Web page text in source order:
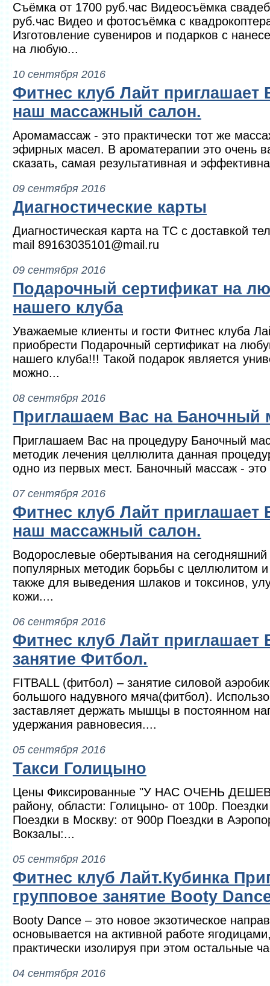
Съёмка от 1700 руб.час Видеосъёмка
руб.час Видео и фотосъёмка с
Изготовление сувениров и подарков с
на любую...
10 сентября 2016
Фитнес клуб Лайт приглашает
наш массажный салон.
Аромамассаж - это практически тот же
эфирных масел. В ароматерапии это очень
сказать, самая результативная и
09 сентября 2016
Диагностические карты
Диагностическая карта на ТС с доставкой
mail 89163035101@mail.ru
09 сентября 2016
Подарочный сертификат на
нашего клуба
Уважаемые клиенты и гости Фитнес клуба
приобрести Подарочный сертификат на
нашего клуба!!! Такой подарок является
можно...
08 сентября 2016
Приглашаем Вас на Баночный
Приглашаем Вас на процедуру Баночный
методик лечения целлюлита данная
одно из первых мест. Баночный массаж - это
07 сентября 2016
Фитнес клуб Лайт приглашает
наш массажный салон.
Водорослевые обертывания на
популярных методик борьбы с целлюлитом
также для выведения шлаков и токсинов,
кожи....
06 сентября 2016
Фитнес клуб Лайт приглашает
занятие Фитбол.
FITBALL (фитбол) – занятие силовой
большого надувного мяча(фитбол).
заставляет держать мышцы в постоянном
удержания равновесия....
05 сентября 2016
Такси Голицыно
Цены Фиксированные "У НАС ОЧЕНЬ
району, области: Голицыно- от 100р.
Поездки в Москву: от 900р Поездки в
Вокзалы:...
05 сентября 2016
Фитнес клуб Лайт.Кубинка
групповое занятие Booty
Booty Dance – это новое экзотическое
основывается на активной работе
практически изолируя при этом остальные
04 сентября 2016